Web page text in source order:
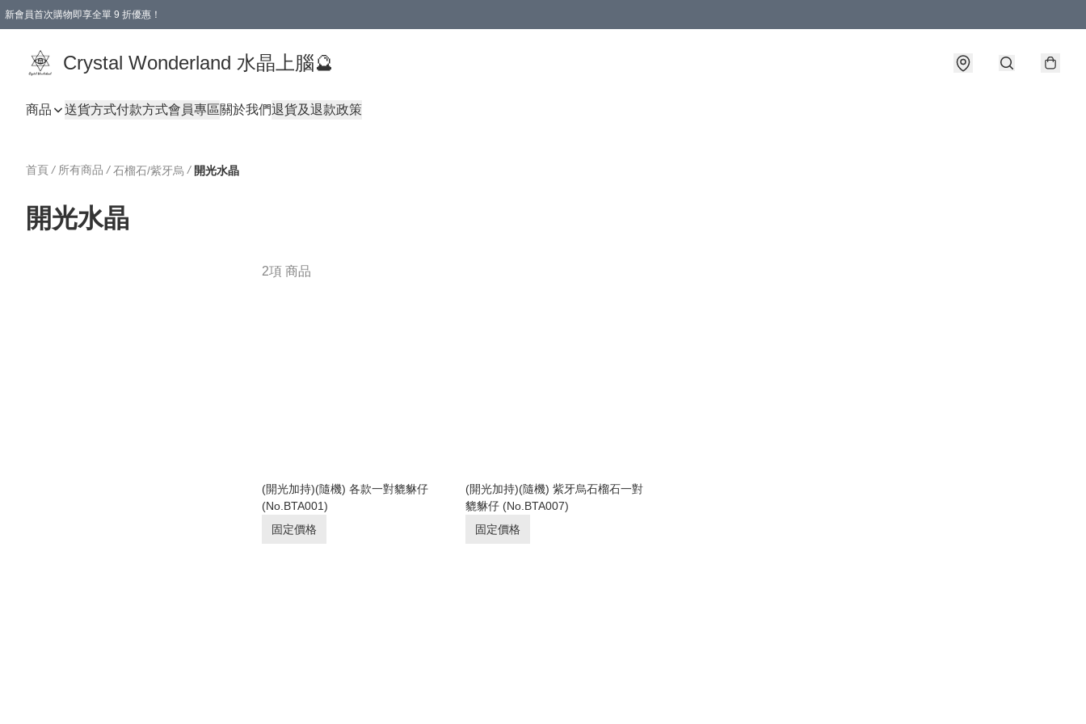
新會員首次購物即享全單 9 折優惠！
Crystal Wonderland 水晶上腦🔮
商品 送貨方式付款方式會員專區關於我們退貨及退款政策
首頁 / 所有商品 / 石榴石/紫牙烏 / 開光水晶
開光水晶
2項 商品
(開光加持)(隨機) 各款一對貔貅仔
(No.BTA001)
固定價格
(開光加持)(隨機) 紫牙烏石榴石一對
貔貅仔 (No.BTA007)
固定價格